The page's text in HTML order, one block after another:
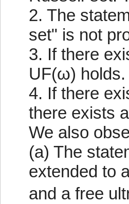
2. The
set" is not
3. If there
UF(ω) holds.
4. If there
there exists
We also
(a) The
extended to
and a free